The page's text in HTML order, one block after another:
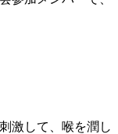
激して、喉を潤し